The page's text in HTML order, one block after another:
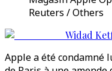
Reuters / Others
Widad
Apple a été condamné